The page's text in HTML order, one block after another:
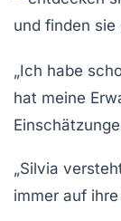
„Ich habe
hat meine
„Silvia
immer auf